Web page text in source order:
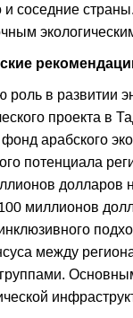
соседние
в развитии
проекта в
арабского
потенциала
долларов
миллионов
между